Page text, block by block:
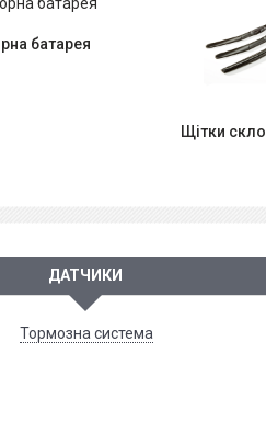
батарея
Щітки
ДАТЧИКИ
Тормозна система